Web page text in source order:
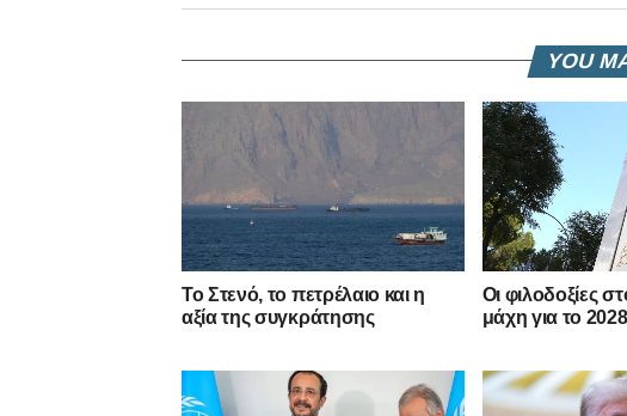
YOU
Το Στενό, το πετρέλαιο και η
αξία της συγκράτησης
Οι φιλοδοξίες
μάχη για το 2028